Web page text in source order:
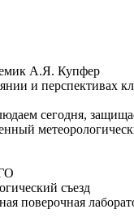
А.Я. Купфер
и перспективах
сегодня,
съезд
поверочная